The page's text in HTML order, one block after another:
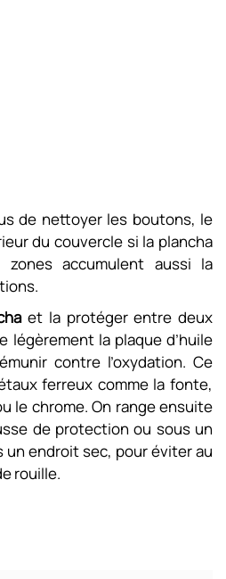
de nettoyer les boutons, le
du couvercle si la plancha
accumulent aussi la
et la protéger entre deux
légèrement la plaque d’huile
contre l’oxydation. Ce
ferreux comme la fonte,
le chrome. On range ensuite
de protection ou sous un
un endroit sec, pour éviter au
rouille.